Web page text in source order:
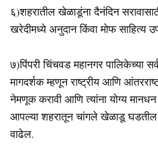
६)शहरातील खेळाडूंना दैनंदिन
खरेदीमध्ये अनुदान किंवा मोफ साहित्य
७)पिंपरी चिंचवड महानगर पालिकेच्या
मागदर्शक म्हणून राष्ट्रीय आणि
नेमणूक करावी आणि त्यांना योग्य
आपल्या शहरातून चांगले खेळाडू
वाढेल.